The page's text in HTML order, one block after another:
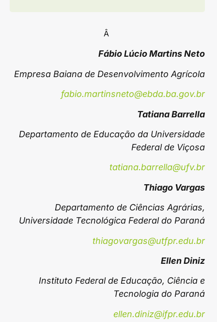
Â
Fábio Lúcio Martins Neto
Empresa Baiana de Desenvolvimento Agrícola
fabio.martinsneto@ebda.ba.gov.br
Tatiana Barrella
Departamento de Educação da Universidade
Federal de Viçosa
tatiana.barrella@ufv.br
Thiago Vargas
Departamento de Ciências Agrárias,
Universidade Tecnológica Federal do Paraná
thiagovargas@utfpr.edu.br
Ellen Diniz
Instituto Federal de Educação, Ciência e
Tecnologia do Paraná
ellen.diniz@ifpr.edu.br